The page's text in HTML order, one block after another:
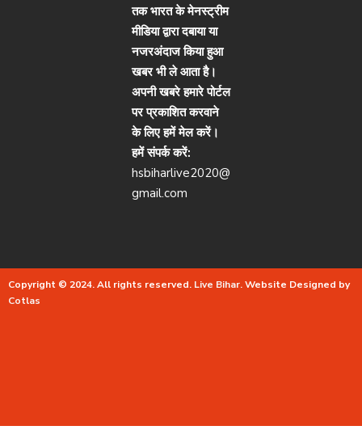
तक भारत के मेनस्ट्रीम
मीडिया द्वारा दबाया या
नजरअंदाज किया हुआ
खबर भी ले आता है।
अपनी खबरे हमारे पोर्टल
पर प्रकाशित करवाने
के लिए हमें मेल करें।
हमें संपर्क करें:
hsbiharlive2020@
gmail.com
Copyright © 2024. All rights reserved. Live Bihar.Website Designed by
Cotlas